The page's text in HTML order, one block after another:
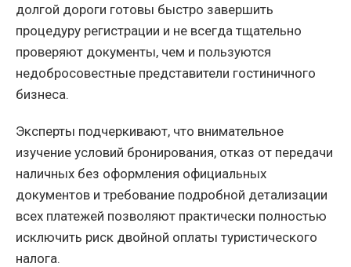
долгой дороги готовы быстро завершить
процедуру регистрации и не всегда тщательно
проверяют документы, чем и пользуются
недобросовестные представители гостиничного
бизнеса.
Эксперты подчеркивают, что внимательное
изучение условий бронирования, отказ от передачи
наличных без оформления официальных
документов и требование подробной детализации
всех платежей позволяют практически полностью
исключить риск двойной оплаты туристического
налога.